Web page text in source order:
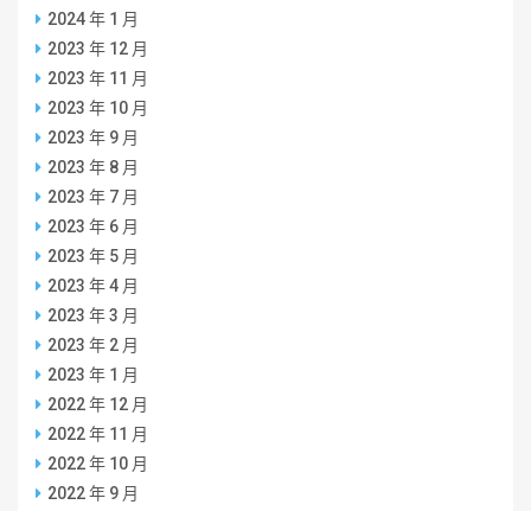
2024 年 1 月
2023 年 12 月
2023 年 11 月
2023 年 10 月
2023 年 9 月
2023 年 8 月
2023 年 7 月
2023 年 6 月
2023 年 5 月
2023 年 4 月
2023 年 3 月
2023 年 2 月
2023 年 1 月
2022 年 12 月
2022 年 11 月
2022 年 10 月
2022 年 9 月